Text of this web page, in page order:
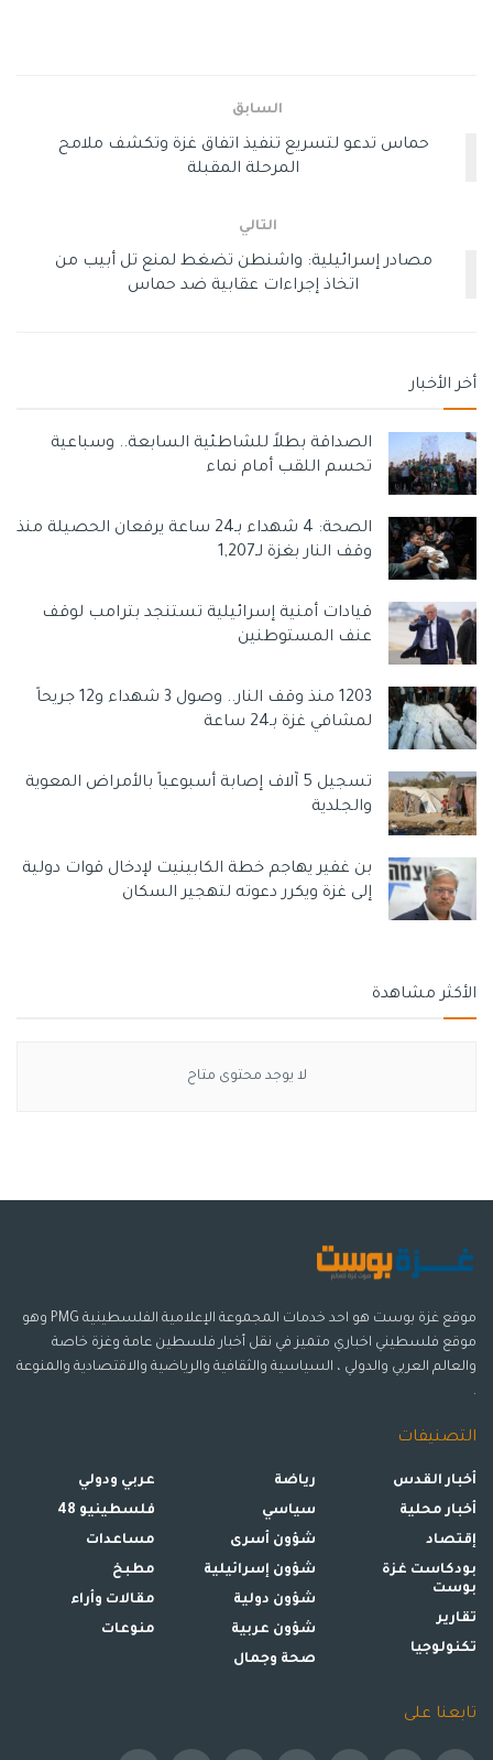
السابق
حماس تدعو لتسريع تنفيذ اتفاق غزة وتكشف ملامح
المرحلة المقبلة
التالي
مصادر إسرائيلية: واشنطن تضغط لمنع تل أبيب من
اتخاذ إجراءات عقابية ضد حماس
أخر الأخبار
الصداقة بطلاً للشاطئية السابعة.. وسباعية
تحسم اللقب أمام نماء
الصحة: 4 شهداء بـ24 ساعة يرفعان الحصيلة منذ
وقف النار بغزة لـ1,207
قيادات أمنية إسرائيلية تستنجد بترامب لوقف
عنف المستوطنين
1203 منذ وقف النار.. وصول 3 شهداء و12 جريحاً
لمشافي غزة بـ24 ساعة
تسجيل 5 آلاف إصابة أسبوعياً بالأمراض المعوية
والجلدية
بن غفير يهاجم خطة الكابينيت لإدخال قوات دولية
إلى غزة ويكرر دعوته لتهجير السكان
الأكثر مشاهدة
لا يوجد محتوى متاح
موقع غزة بوست هو احد خدمات المجموعة الإعلامية الفلسطينية PMG وهو
موقع فلسطيني اخباري متميز في نقل أخبار فلسطين عامة وغزة خاصة
والعالم العربي والدولي ، السياسية والثقافية والرياضية والاقتصادية والمنوعة
.
التصنيفات
أخبار القدس
أخبار محلية
إقتصاد
بودكاست غزة
بوست
تقارير
تكنولوجيا
رياضة
سياسي
شؤون أسرى
شؤون إسرائيلية
شؤون دولية
شؤون عربية
صحة وجمال
عربي ودولي
فلسطينيو 48
مساعدات
مطبخ
مقالات وأراء
منوعات
تابعنا على